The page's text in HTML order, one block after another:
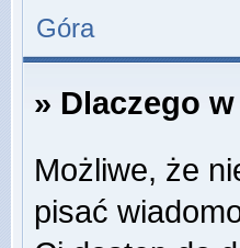
Góra
» Dlaczego
Możliwe, że
pisać